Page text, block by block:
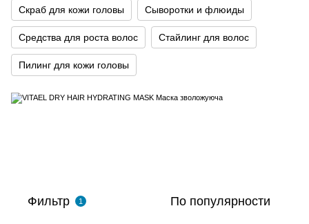
Скраб для кожи головы Сыворотки и флюиды
Средства для роста волос Стайлинг для волос
Пилинг для кожи головы
Фильтр 1 По популярности